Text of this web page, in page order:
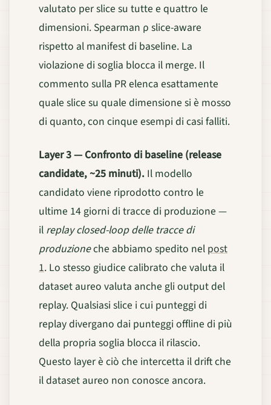
valutato per slice su tutte e quattro le
dimensioni. Spearman ρ slice-aware
rispetto al manifest di baseline. La
violazione di soglia blocca il merge. Il
commento sulla PR elenca esattamente
quale slice su quale dimensione si è mosso
di quanto, con cinque esempi di casi falliti.
Layer 3 — Confronto di baseline (release
candidate, ~25 minuti). Il modello
candidato viene riprodotto contro le
ultime 14 giorni di tracce di produzione —
il replay closed-loop delle tracce di
produzioneche abbiamo spedito nel post
1. Lo stesso giudice calibrato che valuta il
dataset aureo valuta anche gli output del
replay. Qualsiasi slice i cui punteggi di
replay divergano dai punteggi offline di più
della propria soglia blocca il rilascio.
Questo layer è ciò che intercetta il drift che
il dataset aureo non conosce ancora.